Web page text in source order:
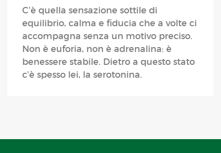
C’è quella sensazione sottile di
equilibrio, calma e fiducia che a volte ci
accompagna senza un motivo preciso.
Non è euforia, non è adrenalina: è
benessere stabile. Dietro a questo stato
c’è spesso lei, la serotonina.